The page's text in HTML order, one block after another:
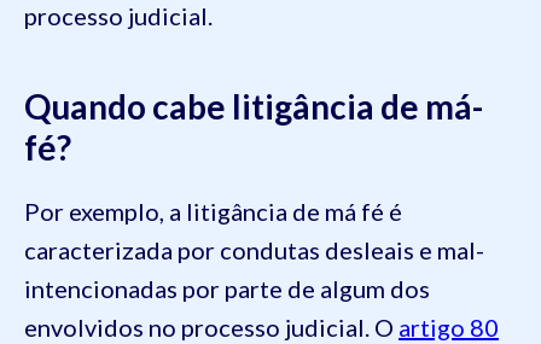
processo judicial.
Quando cabe litigância de má-
fé?
Por exemplo, a litigância de má fé é
caracterizada por condutas desleais e mal-
intencionadas por parte de algum dos
envolvidos no processo judicial. O artigo 80